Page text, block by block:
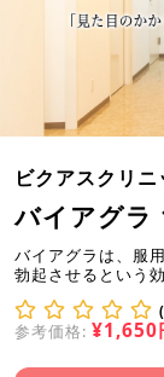
ビクアスクリニ
バイアグラ
バイアグラは、服
勃起させるという
参考価格: ¥1,650